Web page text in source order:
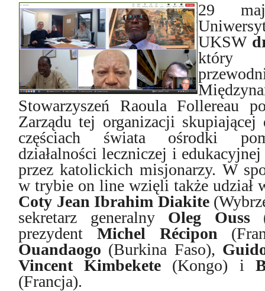
29
UKSW
który
Stowarzyszeń Raoula Follereau
Zarządu tej organizacji skupiającej
częściach świata ośrodki
działalności leczniczej i
przez katolickich misjonarzy. W
w trybie on line wzięli także udział
Coty Jean Ibrahim Diakite
sekretarz generalny Oleg Ouss
prezydent Michel Récipon
Ouandaogo (Burkina Faso),
Vincent Kimbekete (Kongo) i
(Francja).